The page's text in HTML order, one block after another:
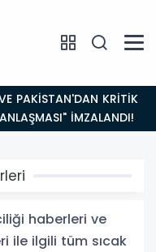
Bir Aydınlığa
haberleri ve
ile ilgili tüm sıcak